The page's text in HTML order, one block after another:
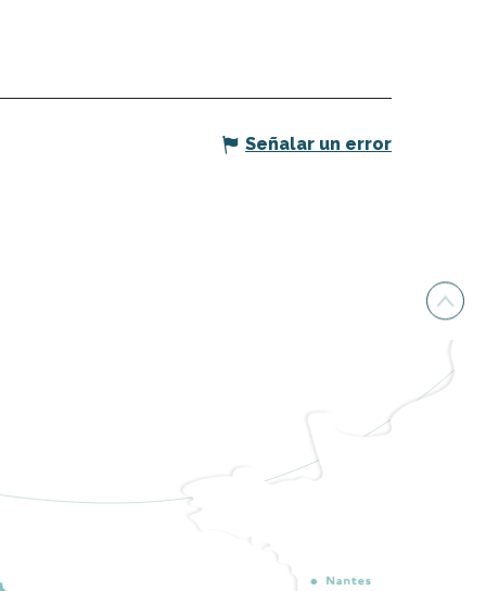
Señalar un error